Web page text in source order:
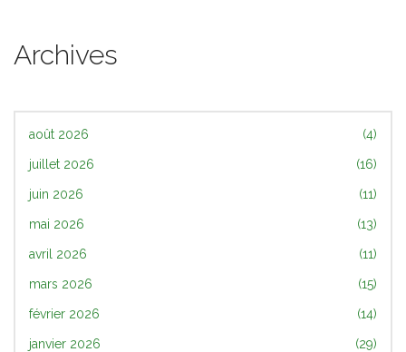
Archives
août 2026 (4)
juillet 2026 (16)
juin 2026 (11)
mai 2026 (13)
avril 2026 (11)
mars 2026 (15)
février 2026 (14)
janvier 2026 (29)